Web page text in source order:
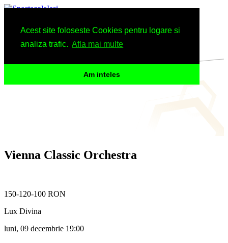
Acest site foloseste Cookies pentru logare si
analiza trafic. Afla mai multe
Am inteles
Spectacole
Arhiva
Informatii
Vienna Classic Orchestra
150-120-100 RON
Lux Divina
luni, 09 decembrie 19:00